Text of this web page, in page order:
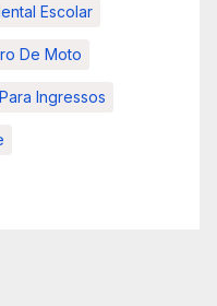
Escolar
De Moto
Ingressos